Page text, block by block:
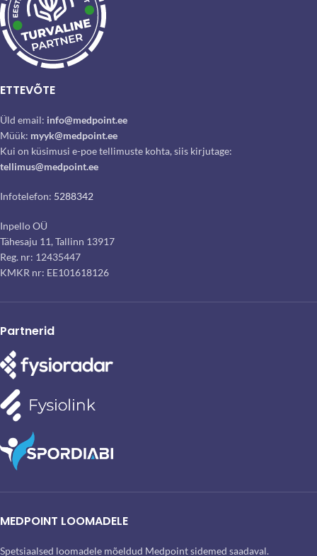
ETTEVÕTE
Üld email: info@medpoint.ee
Müük: myyk@medpoint.ee
Kui on küsimusi e-poe tellimuste kohta, siis kirjutage:
tellimus@medpoint.ee
Infotelefon: 5288342
Inpello OÜ
Tähesaju 11, Tallinn 13917
Reg. nr: 12435447
KMKR nr: EE101618126
Partnerid
MEDPOINT LOOMADELE
Spetsiaalsed loomadele mõeldud Medpoint sidemed saadaval.